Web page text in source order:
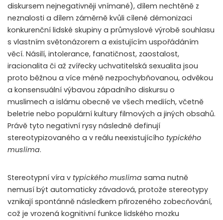
diskursem nejnegativněji vnímané), dílem nechtěně z
neznalosti a dílem záměrně kvůli cílené démonizaci
konkurenční lidské skupiny a průmyslové výrobě souhlasu
s vlastním světonázorem a existujícím uspořádáním
věcí. Násilí, intolerance, fanatičnost, zaostalost,
iracionalita či až zvířecky uchvatitelská sexualita jsou
proto běžnou a více méně nezpochybňovanou, odvěkou
a konsensuální výbavou západního diskursu o
muslimech a islámu obecně ve všech mediích, včetně
beletrie nebo populární kultury filmových a jiných obsahů.
Právě tyto negativní rysy následně definují
stereotypizovaného a v reálu neexistujícího typického
muslima.
Stereotypní víra v typického muslima sama nutně
nemusí být automaticky závadová, protože stereotypy
vznikají spontánně následkem přirozeného zobecňování,
což je vrozená kognitivní funkce lidského mozku